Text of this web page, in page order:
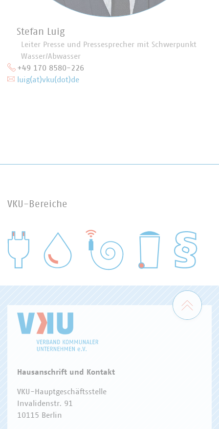
Stefan Luig
Leiter Presse und Pressesprecher mit Schwerpunkt
Wasser/Abwasser
+49 170 8580-226
luig(at)vku(dot)de
VKU-Bereiche
WASSER/ABWASSER
Zum
Hausanschrift und Kontakt
VKU-Hauptgeschäftsstelle
Invalidenstr. 91
10115 Berlin